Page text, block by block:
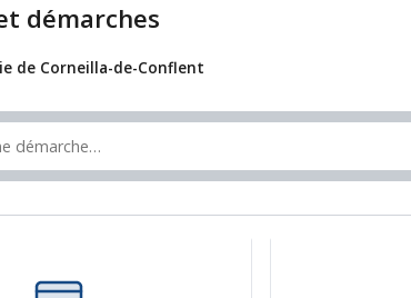
démarches
de Corneilla-de-Conflent